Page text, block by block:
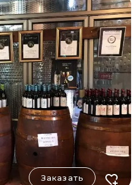
Заказать